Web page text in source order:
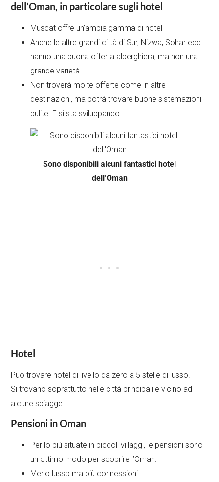
dell’Oman, in particolare sugli hotel
Muscat offre un’ampia gamma di hotel
Anche le altre grandi città di Sur, Nizwa, Sohar ecc.
hanno una buona offerta alberghiera, ma non una
grande varietà.
Non troverà molte offerte come in altre
destinazioni, ma potrà trovare buone sistemazioni
pulite. E si sta sviluppando.
Sono disponibili alcuni fantastici hotel
dell’Oman
Hotel
Può trovare hotel di livello da zero a 5 stelle di lusso.
Si trovano soprattutto nelle città principali e vicino ad
alcune spiagge.
Pensioni in Oman
Per lo più situate in piccoli villaggi, le pensioni sono
un ottimo modo per scoprire l’Oman.
Meno lusso ma più connessioni